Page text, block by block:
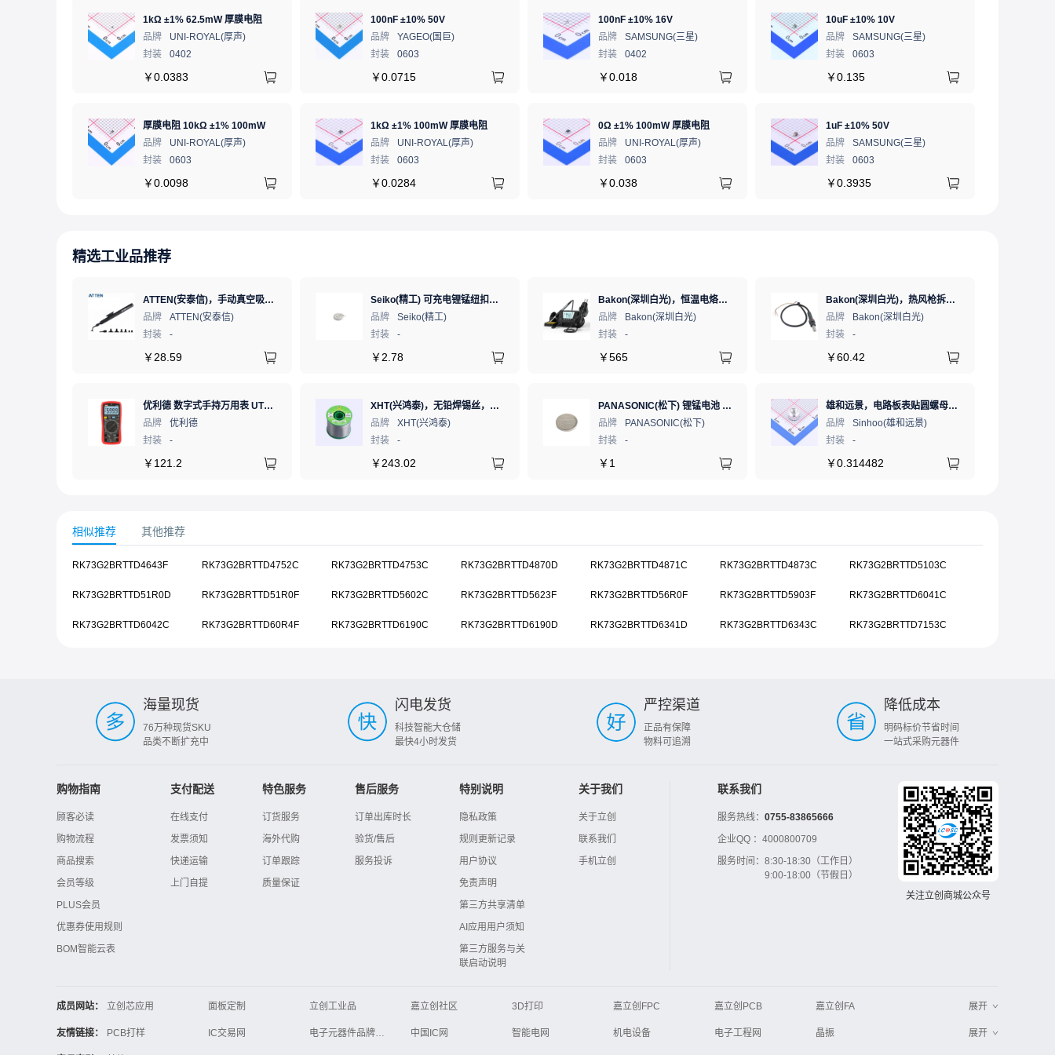
1kΩ ±1% 62.5mW 厚膜电阻
品牌
UNI-ROYAL(厚声)
封装
0402
￥0.0383
100nF ±10% 50V
品牌
YAGEO(国巨)
封装
0603
￥0.0715
100nF ±10% 16V
品牌
SAMSUNG(三星)
封装
0402
￥0.018
10uF ±10% 10V
品牌
SAMSUNG(三星)
封装
0603
￥0.135
厚膜电阻 10kΩ ±1% 100mW
品牌
UNI-ROYAL(厚声)
封装
0603
￥0.0098
1kΩ ±1% 100mW 厚膜电阻
品牌
UNI-ROYAL(厚声)
封装
0603
￥0.0284
0Ω ±1% 100mW 厚膜电阻
品牌
UNI-ROYAL(厚声)
封装
0603
￥0.038
1uF ±10% 50V
品牌
SAMSUNG(三星)
封装
0603
￥0.3935
精选工业品推荐
ATTEN(安泰信)，手动真空吸笔，AT-B778
品牌
ATTEN(安泰信)
封装
-
￥ 28.59
Seiko(精工) 可充电锂锰纽扣电池 3V 5.5mAh 1个
品牌
Seiko(精工)
封装
-
￥ 2.78
Bakon(深圳白光)，恒温电烙铁热风枪二合一数显可调温大功率无铅拆焊台，BK881（新老款交替发货）
品牌
Bakon(深圳白光)
封装
-
￥565
Bakon(深圳白光)，热风枪拆焊台手柄全系列，拆焊台手柄(联合蓝)，HF850D-853B
品牌
Bakon(深圳白光)
封装
-
￥60.42
优利德 数字式手持万用表 UT890C NCV;三极管测试;二极管测试;火线辨别;真有效值;通断测试
品牌
优利德
封装
-
￥ 121.2
XHT(兴鸿泰)，无铅焊锡丝，Sn99,3Cu0.7 Ф0.8mm 500G，环保锡线，免洗焊锡丝/锡线,1卷（含松香）
品牌
XHT(兴鸿泰)
封装
-
￥ 243.02
PANASONIC(松下) 锂锰电池 3V 225mAh 1个
品牌
PANASONIC(松下)
封装
-
￥ 1
雄和远景，电路板表贴圆螺母柱，M3Xφ5.56X3+1.53，铜镀锡，编带装
品牌
Sinhoo(雄和远景)
封装
-
￥0.314482
相似推荐 其他推荐
RK73G2BRTTD4643F RK73G2BRTTD4752C RK73G2BRTTD4753C RK73G2BRTTD4870D RK73G2BRTTD4871C RK73G2BRTTD4873C RK73G2BRTTD5103C
RK73G2BRTTD51R0D RK73G2BRTTD51R0F RK73G2BRTTD5602C RK73G2BRTTD5623F RK73G2BRTTD56R0F RK73G2BRTTD5903F RK73G2BRTTD6041C
RK73G2BRTTD6042C RK73G2BRTTD60R4F RK73G2BRTTD6190C RK73G2BRTTD6190D RK73G2BRTTD6341D RK73G2BRTTD6343C RK73G2BRTTD7153C
海量现货
76万种现货SKU
品类不断扩充中
闪电发货
科技智能大仓储
最快4小时发货
严控渠道
正品有保障
物料可追溯
降低成本
明码标价节省时间
一站式采购元器件
购物指南
顾客必读
购物流程
商品搜索
会员等级
PLUS会员
优惠券使用规则
BOM智能云表
支付配送
在线支付
发票须知
快递运输
上门自提
特色服务
订货服务
海外代购
订单跟踪
质量保证
售后服务
订单出库时长
验货/售后
服务投诉
特别说明
隐私政策
规则更新记录
用户协议
免责声明
第三方共享清单
AI应用用户须知
第三方服务与关
联启动说明
关于我们
关于立创
联系我们
手机立创
联系我们
服务热线： 0755-83865666
企业QQ ： 4000800709
服务时间： 8:30-18:30（工作日）
9:00-18:00（节假日）
关注立创商城公众号
成员网站： 立创芯应用 面板定制 立创工业品 嘉立创社区 3D打印 嘉立创FPC 嘉立创PCB
嘉立创FA
立创电子设计大赛
立创开源硬件 ZXHPCB
展开
友情链接： PCB打样 IC交易网 电子元器件品牌大全 中国IC网 智能电网 机电设备 电子工程网
晶振
展开